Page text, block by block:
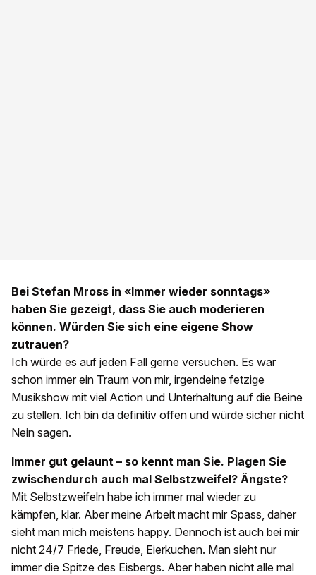
Bei Stefan Mross in «Immer wieder sonntags»
haben Sie gezeigt, dass Sie auch moderieren
können. Würden Sie sich eine eigene Show
zutrauen?
Ich würde es auf jeden Fall gerne versuchen. Es war
schon immer ein Traum von mir, irgendeine fetzige
Musikshow mit viel Action und Unterhaltung auf die Beine
zu stellen. Ich bin da definitiv offen und würde sicher nicht
Nein sagen.
Immer gut gelaunt – so kennt man Sie. Plagen Sie
zwischendurch auch mal Selbstzweifel? Ängste?
Mit Selbstzweifeln habe ich immer mal wieder zu
kämpfen, klar. Aber meine Arbeit macht mir Spass, daher
sieht man mich meistens happy. Dennoch ist auch bei mir
nicht 24/7 Friede, Freude, Eierkuchen. Man sieht nur
immer die Spitze des Eisbergs. Aber haben nicht alle mal